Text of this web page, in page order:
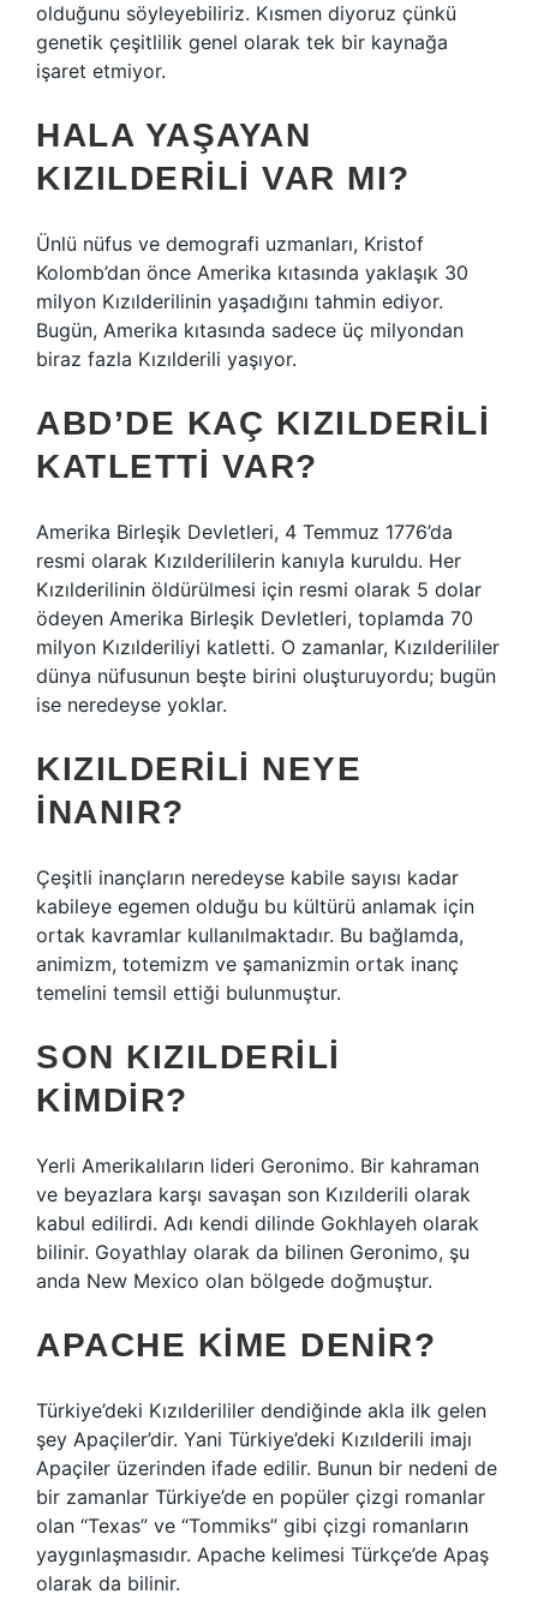
olduğunu söyleyebiliriz. Kısmen diyoruz çünkü
genetik çeşitlilik genel olarak tek bir kaynağa
işaret etmiyor.
HALA YAŞAYAN
KIZILDERILI VAR MI?
Ünlü nüfus ve demografi uzmanları, Kristof
Kolomb’dan önce Amerika kıtasında yaklaşık 30
milyon Kızılderilinin yaşadığını tahmin ediyor.
Bugün, Amerika kıtasında sadece üç milyondan
biraz fazla Kızılderili yaşıyor.
ABD’DE KAÇ KIZILDERILI
KATLETTI VAR?
Amerika Birleşik Devletleri, 4 Temmuz 1776’da
resmi olarak Kızılderililerin kanıyla kuruldu. Her
Kızılderilinin öldürülmesi için resmi olarak 5 dolar
ödeyen Amerika Birleşik Devletleri, toplamda 70
milyon Kızılderiliyi katletti. O zamanlar, Kızılderililer
dünya nüfusunun beşte birini oluşturuyordu; bugün
ise neredeyse yoklar.
KIZILDERILI NEYE
INANIR?
Çeşitli inançların neredeyse kabile sayısı kadar
kabileye egemen olduğu bu kültürü anlamak için
ortak kavramlar kullanılmaktadır. Bu bağlamda,
animizm, totemizm ve şamanizmin ortak inanç
temelini temsil ettiği bulunmuştur.
SON KIZILDERILI
KIMDIR?
Yerli Amerikalıların lideri Geronimo. Bir kahraman
ve beyazlara karşı savaşan son Kızılderili olarak
kabul edilirdi. Adı kendi dilinde Gokhlayeh olarak
bilinir. Goyathlay olarak da bilinen Geronimo, şu
anda New Mexico olan bölgede doğmuştur.
APACHE KIME DENIR?
Türkiye’deki Kızılderililer dendiğinde akla ilk gelen
şey Apaçiler’dir. Yani Türkiye’deki Kızılderili imajı
Apaçiler üzerinden ifade edilir. Bunun bir nedeni de
bir zamanlar Türkiye’de en popüler çizgi romanlar
olan “Texas” ve “Tommiks” gibi çizgi romanların
yaygınlaşmasıdır. Apache kelimesi Türkçe’de Apaş
olarak da bilinir.